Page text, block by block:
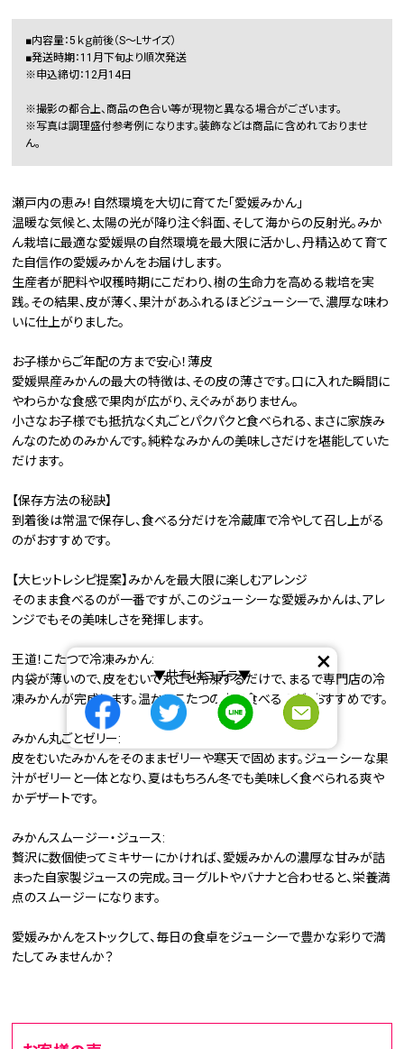
×
▼共有はコチラ▼
■内容量：5ｋｇ前後（S～Lサイズ）
■発送時期：11月下旬より順次発送
※申込締切：12月14日
※撮影の都合上、商品の色合い等が現物と異なる場合がございます。
※写真は調理盛付参考例になります。装飾などは商品に含めれておりませ
ん。
瀬戸内の恵み！自然環境を大切に育てた「愛媛みかん」
温暖な気候と、太陽の光が降り注ぐ斜面、そして海からの反射光。みか
ん栽培に最適な愛媛県の自然環境を最大限に活かし、丹精込めて育て
た自信作の愛媛みかんをお届けします。
生産者が肥料や収穫時期にこだわり、樹の生命力を高める栽培を実
践。その結果、皮が薄く、果汁があふれるほどジューシーで、濃厚な味わ
いに仕上がりました。
お子様からご年配の方まで安心！薄皮
愛媛県産みかんの最大の特徴は、その皮の薄さです。口に入れた瞬間に
やわらかな食感で果肉が広がり、えぐみがありません。
小さなお子様でも抵抗なく丸ごとパクパクと食べられる、まさに家族み
んなのためのみかんです。純粋なみかんの美味しさだけを堪能していた
だけます。
【保存方法の秘訣】
到着後は常温で保存し、食べる分だけを冷蔵庫で冷やして召し上がる
のがおすすめです。
【大ヒットレシピ提案】みかんを最大限に楽しむアレンジ
そのまま食べるのが一番ですが、このジューシーな愛媛みかんは、アレ
ンジでもその美味しさを発揮します。
王道！こたつで冷凍みかん:
内袋が薄いので、皮をむいて丸ごと冷凍するだけで、まるで専門店の冷
凍みかんが完成します。温かいこたつの中で食べるのが、おすすめです。
みかん丸ごとゼリー:
皮をむいたみかんをそのままゼリーや寒天で固めます。ジューシーな果
汁がゼリーと一体となり、夏はもちろん冬でも美味しく食べられる爽や
かデザートです。
みかんスムージー・ジュース:
贅沢に数個使ってミキサーにかければ、愛媛みかんの濃厚な甘みが詰
まった自家製ジュースの完成。ヨーグルトやバナナと合わせると、栄養満
点のスムージーになります。
愛媛みかんをストックして、毎日の食卓をジューシーで豊かな彩りで満
たしてみませんか？